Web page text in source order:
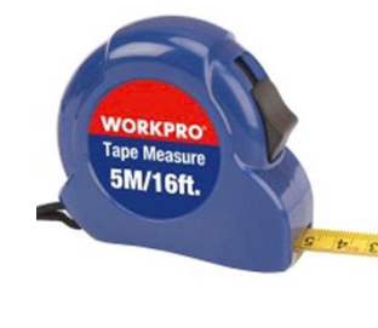
Để lại số đt chưa đầy 5 phút đã có người liên